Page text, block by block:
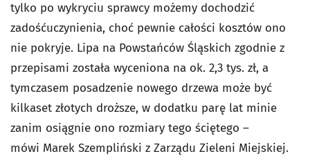
tylko po wykryciu sprawcy możemy dochodzić
zadośćuczynienia, choć pewnie całości kosztów ono
nie pokryje. Lipa na Powstańców Śląskich zgodnie z
przepisami została wyceniona na ok. 2,3 tys. zł, a
tymczasem posadzenie nowego drzewa może być
kilkaset złotych droższe, w dodatku parę lat minie
zanim osiągnie ono rozmiary tego ściętego –
mówi Marek Szempliński z Zarządu Zieleni Miejskiej.